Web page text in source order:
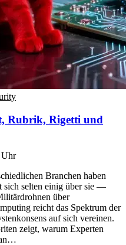
Rubrik, Rigetti und
Uhr
Branchen haben
sich selten einig über sie —
über
reicht das Spektrum der
auf sich vereinen.
zeigt, warum Experten